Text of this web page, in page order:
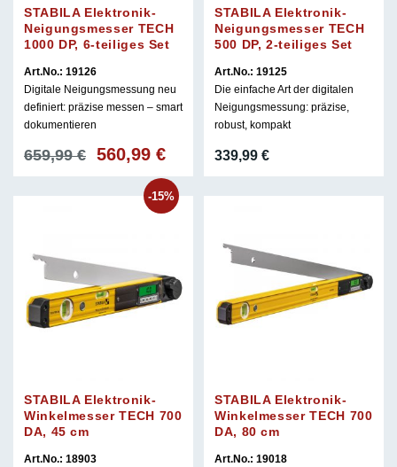
STABILA Elektronik-
Neigungsmesser TECH
1000 DP, 6-teiliges Set
Art.No.: 19126
Digitale Neigungsmessung neu
definiert: präzise messen – smart
dokumentieren
659,99€
Ursprünglicher
560,99 €Aktueller
ist:
560,99 €.
STABILA Elektronik-
Neigungsmesser TECH
500 DP, 2-teiliges Set
Art.No.: 19125
Die einfache Art der digitalen
Neigungsmessung: präzise,
robust, kompakt
339,99 €
-15%
STABILA Elektronik-
Winkelmesser TECH 700
DA, 45 cm
Art.No.: 18903
STABILA Elektronik-
Winkelmesser TECH 700
DA, 80 cm
Art.No.: 19018